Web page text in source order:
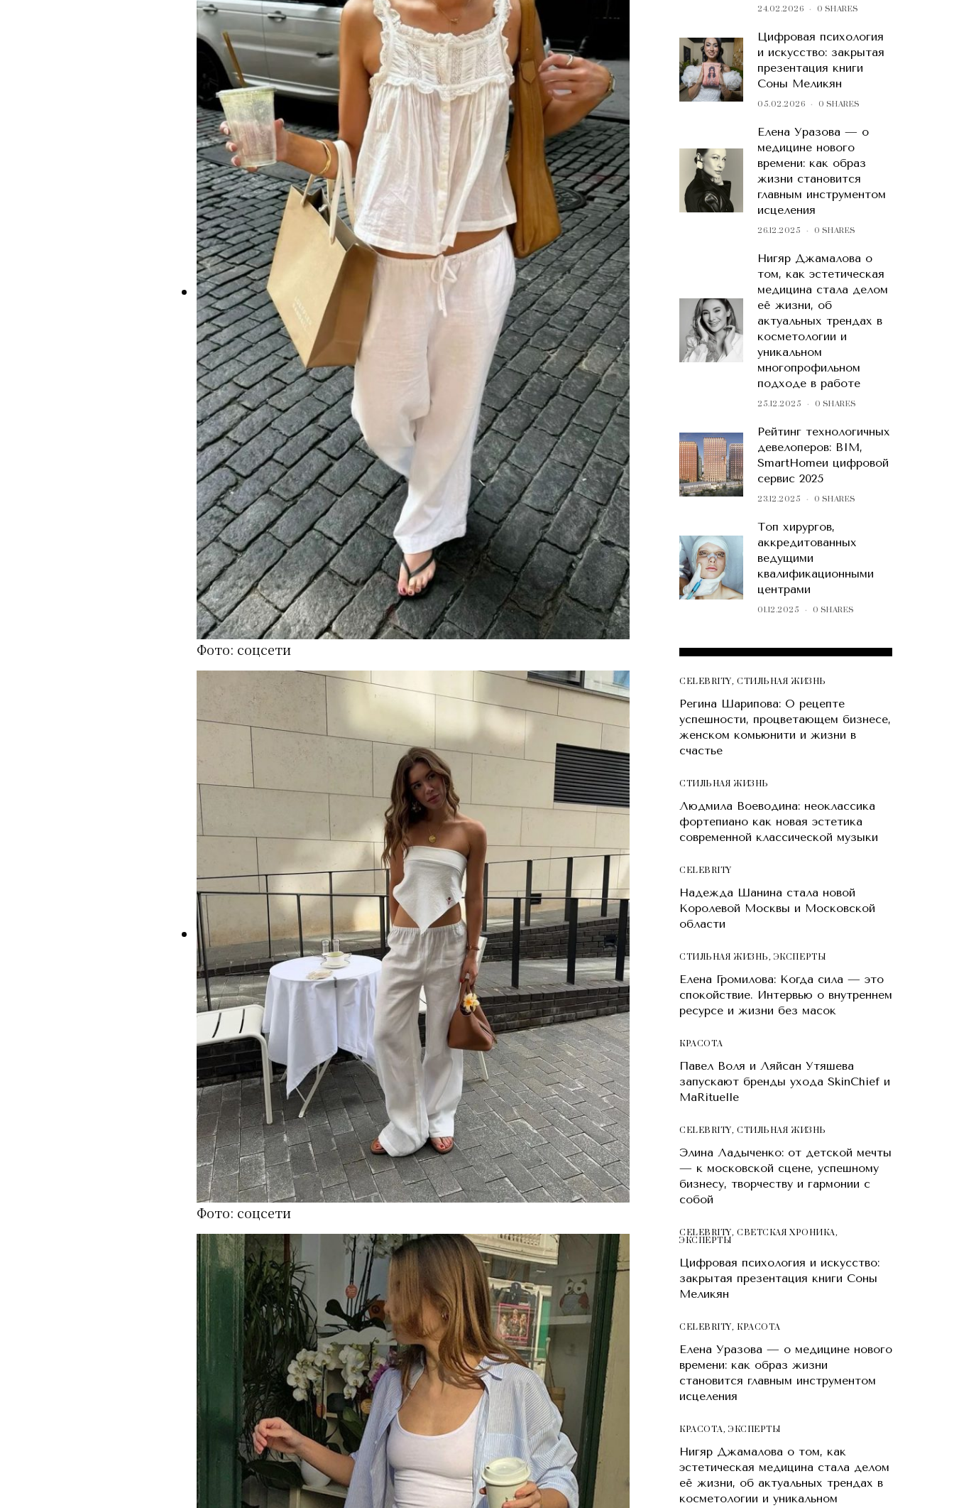
Фото: соцсети
Фото: соцсети
24.02.2026 0 SHARES
Цифровая психология
и искусство: закрытая
презентация книги
Соны Меликян
05.02.2026 0 SHARES
Елена Уразова — о
медицине нового
времени: как образ
жизни становится
главным инструментом
исцеления
26.12.2025 0 SHARES
Нигяр Джамалова о
том, как эстетическая
медицина стала делом
её жизни, об
актуальных трендах в
косметологии и
уникальном
многопрофильном
подходе в работе
25.12.2025 0 SHARES
Рейтинг технологичных
девелоперов: BIM,
SmartHomeи цифровой
сервис 2025
23.12.2025 0 SHARES
Топ хирургов,
аккредитованных
ведущими
квалификационными
центрами
01.12.2025 0 SHARES
CELEBRITY,СТИЛЬНАЯ ЖИЗНЬ
Регина Шарипова: О рецепте
успешности, процветающем бизнесе,
женском комьюнити и жизни в
счастье
СТИЛЬНАЯ ЖИЗНЬ
Людмила Воеводина: неоклассика
фортепиано как новая эстетика
современной классической музыки
CELEBRITY
Надежда Шанина стала новой
Королевой Москвы и Московской
области
СТИЛЬНАЯ ЖИЗНЬ, ЭКСПЕРТЫ
Елена Громилова: Когда сила — это
спокойствие. Интервью о внутреннем
ресурсе и жизни без масок
КРАСОТA
Павел Воля и Ляйсан Утяшева
запускают бренды ухода SkinChief и
MaRituelle
CELEBRITY,СТИЛЬНАЯ ЖИЗНЬ
Элина Ладыченко: от детской мечты
— к московской сцене, успешному
бизнесу, творчеству и гармонии с
собой
CELEBRITY,СВЕТСКАЯ ХРОНИКА,
ЭКСПЕРТЫ
Цифровая психология и искусство:
закрытая презентация книги Соны
Меликян
CELEBRITY, КРАСОТA
Елена Уразова — о медицине нового
времени: как образ жизни
становится главным инструментом
исцеления
КРАСОТA, ЭКСПЕРТЫ
Нигяр Джамалова о том, как
эстетическая медицина стала делом
её жизни, об актуальных трендах в
косметологии и уникальном